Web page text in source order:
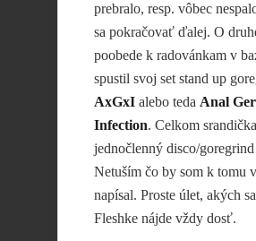
prebralo, resp. vôbec
sa pokračovať ďalej. O
poobede k radovánkam v
spustil svoj set stand up
AxGxI alebo teda Anal
Infection. Celkom
jednočlenný disco/
Netuším čo by som k tomu
napísal. Proste úlet, akých
Fleshke nájde vždy dosť.